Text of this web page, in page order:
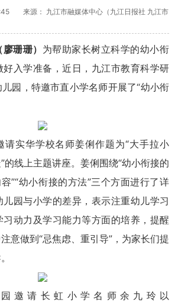
来源： 九江市融媒体中心（九江日报社 九江市
珊珊） 为帮助家长树立科学的幼小衔
入学准备，近日，九江市教育科学研
园，特邀市直小学名师开展了“幼小衔
请实华学校名师姜俐作题为“大手拉小
的线上主题讲座。姜俐围绕“幼小衔接的
”“幼小衔接的方法”三个方面进行了详
园与小学的差异，表示注重幼儿学习
动力及学习能力等方面的培养，提醒
意做到“忌焦虑、重引导”，为家长们提
邀请长虹小学名师余九玲以